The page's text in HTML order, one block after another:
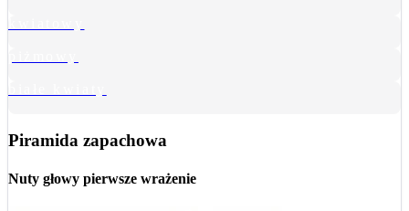
Piramida zapachowa
Nuty głowy pierwsze wrażenie